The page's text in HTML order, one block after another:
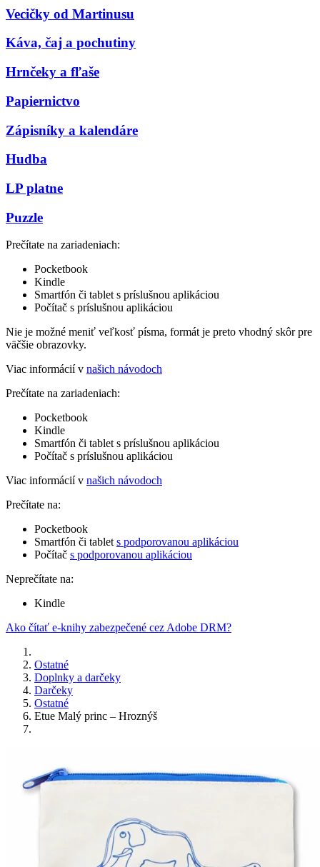
Vecičky od Martinusu
Káva, čaj a pochutiny
Hrnčeky a fľaše
Papiernictvo
Zápisníky a kalendáre
Hudba
LP platne
Puzzle
Prečítate na zariadeniach:
Pocketbook
Kindle
Smartfón či tablet s príslušnou aplikáciou
Počítač s príslušnou aplikáciou
Nie je možné meniť veľkosť písma, formát je preto vhodný skôr pre
väčšie obrazovky.
Viac informácií v našich návodoch
Prečítate na zariadeniach:
Pocketbook
Kindle
Smartfón či tablet s príslušnou aplikáciou
Počítač s príslušnou aplikáciou
Viac informácií v našich návodoch
Prečítate na:
Pocketbook
Smartfón či tablet s podporovanou aplikáciou
Počítač s podporovanou aplikáciou
Neprečítate na:
Kindle
Ako čítať e-knihy zabezpečené cez Adobe DRM?
Ostatné
Doplnky a darčeky
Darčeky
Ostatné
Etue Malý princ – Hroznýš